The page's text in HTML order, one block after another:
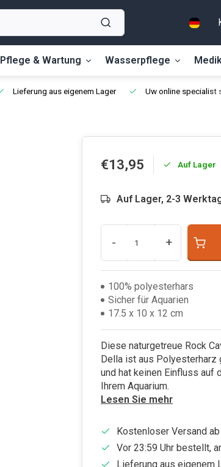
Pflege & Wartung Wasserpflege
Lieferung aus eigenem Lager Uw online specialist
€13,95 Auf Lager
Auf Lager, 2-3
- +
100% polyesterhars
Sicher für Aquarien
17.5 x 10 x 12 cm
Diese naturgetreue Rock
Della ist aus
und hat keinen Einfluss auf
Ihrem Aquarium.
Lesen Sie mehr
Kostenloser Versand
Vor 23:59 Uhr bestellt,
Lieferung aus eigenem